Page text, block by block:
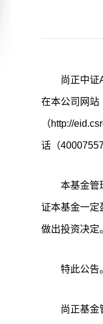
尚正中证
在本公司网站
（http://
话（
本基金管
证本基金一定
做出投资决定
特此公告
尚正基金